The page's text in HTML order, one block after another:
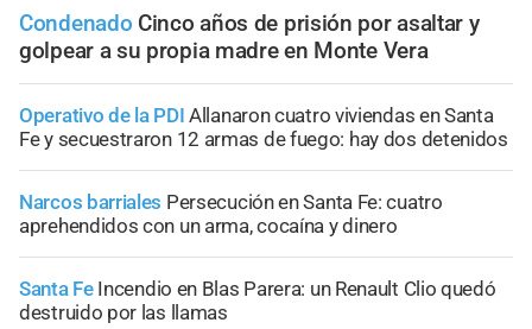
Condenado Cinco años de prisión por asaltar y
golpear a su propia madre en Monte Vera
Operativo de la PDI Allanaron cuatro viviendas en Santa
Fe y secuestraron 12 armas de fuego: hay dos detenidos
Narcos barriales Persecución en Santa Fe: cuatro
aprehendidos con un arma, cocaína y dinero
Santa Fe Incendio en Blas Parera: un Renault Clio quedó
destruido por las llamas